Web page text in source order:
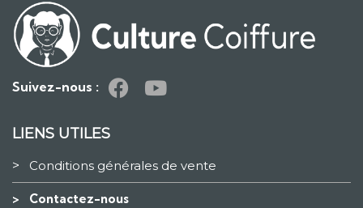
Suivez-nous :
LIENS UTILES
> Conditions générales de vente
> Contactez-nous